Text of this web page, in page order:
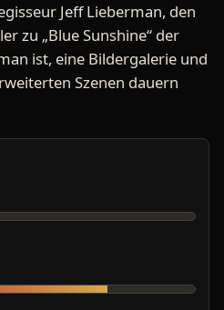
Jeff Lieberman, den
zu „Blue Sunshine“ der
ist, eine Bildergalerie und
Szenen dauern